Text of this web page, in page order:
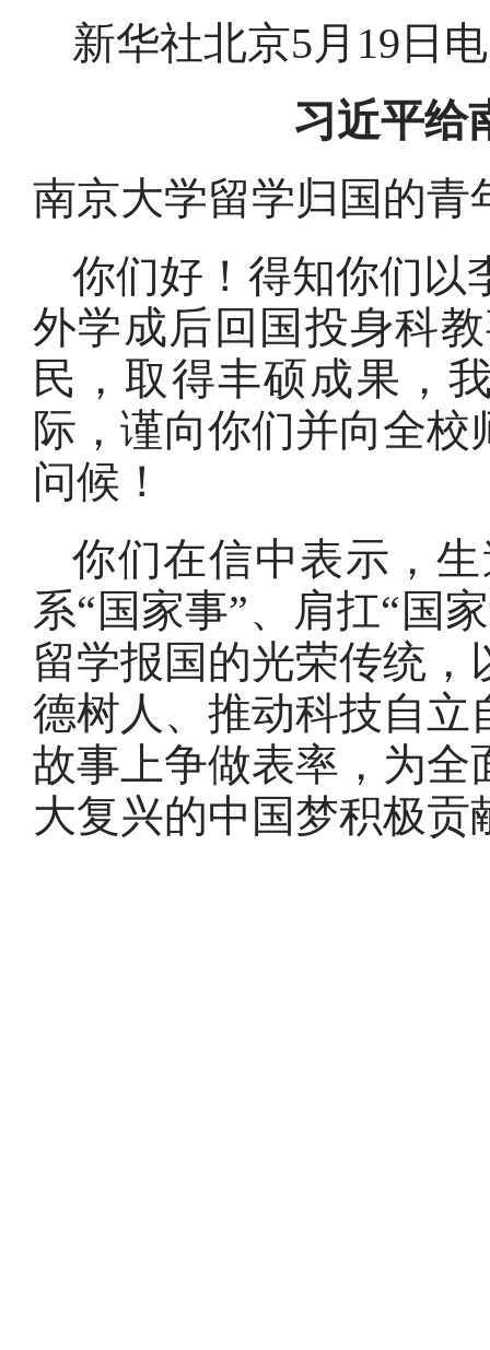
新华社北京5月19日电
习近平给
南京大学留学归国的青
你们好！得知你们以
外学成后回国投身科
民，取得丰硕成果，
际，谨向你们并向全
问候！
你们在信中表示，
系“国家事”、肩扛“国
留学报国的光荣传统
德树人、推动科技自立
故事上争做表率，为全
大复兴的中国梦积极贡